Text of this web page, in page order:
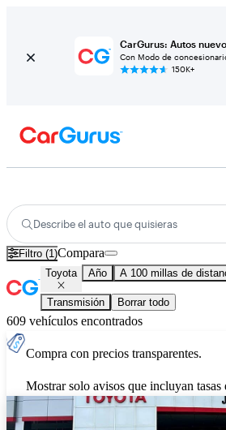
CarGurus: Autos
Con Modo de
150K+
Describe el auto que quisieras
Filtro (1)Compara
Toyota Año A 100 millas de
Transmisión Borrar todo
609 vehículos encontrados
Compra con precios transparentes.
Mostrar solo avisos que incluyan tasas